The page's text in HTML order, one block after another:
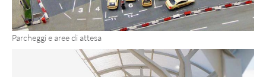
Parcheggi e aree di attesa